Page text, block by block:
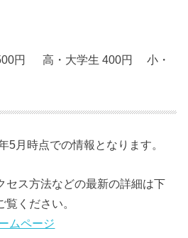
円 高・大学生 400円 小・
月時点での情報となります。
セス方法などの最新の詳細は下
ください。
ムページ